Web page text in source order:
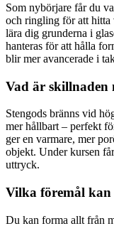
Som nybörjare får du
och ringling för att
lära dig grunderna i
hanteras för att hålla
blir mer avancerade i
Vad är skillnaden
Stengods bränns vid
mer hållbart – perfekt
ger en varmare, mer
objekt. Under kursen
uttryck.
Vilka föremål kan
Du kan forma allt från